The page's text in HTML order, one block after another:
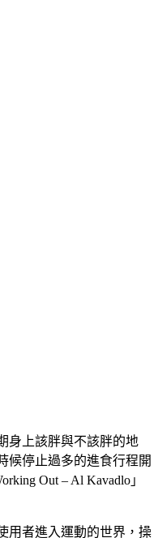
身上該胖與不該胖的地
候停止過多的進食行程開
Out – Al Kavadlo」
用者進入運動的世界，操